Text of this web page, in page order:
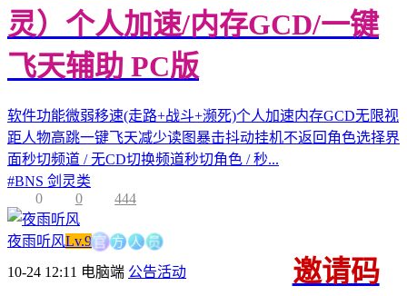
灵）个人加速/内存GCD/一键
飞天辅助 PC版
软件功能微弱移速(走路+战斗+濒死)个人加速内存GCD无限视
距人物高跳一键飞天减少读图暴击抖动挂机不返回角色选择界
面秒切频道 / 无CD切换频道秒切角色 / 秒...
#BNS 剑灵类
0
0 444
夜雨听风Lv.9官方人员
10-24 12:11 电脑端 公告活动
邀请码